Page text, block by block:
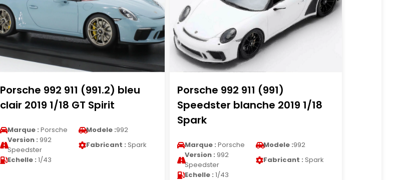
Porsche 992 911 (991.2) bleu
clair 2019 1/18 GT Spirit
Marque : Porsche Modele :992
Version : 992
Speedster
Fabricant : Spark
Echelle : 1/43
Porsche 992 911 (991)
Speedster blanche 2019 1/18
Spark
Marque : Porsche Modele :992
Version : 992
Speedster
Fabricant : Spark
Echelle : 1/43